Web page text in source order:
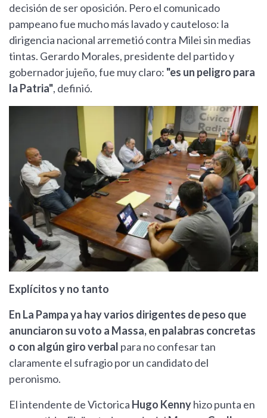
decisión de ser oposición. Pero el comunicado
pampeano fue mucho más lavado y cauteloso: la
dirigencia nacional arremetió contra Milei sin medias
tintas. Gerardo Morales, presidente del partido y
gobernador jujeño, fue muy claro: "es un peligro para
la Patria", definió.
Explícitos y no tanto
En La Pampa ya hay varios dirigentes de peso que
anunciaron su voto a Massa, en palabras concretas
o con algún giro verbal para no confesar tan
claramente el sufragio por un candidato del
peronismo.
El intendente de Victorica Hugo Kennyhizo punta en